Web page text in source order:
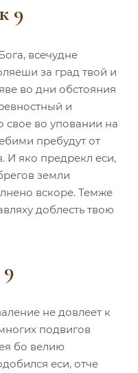
9
всечудне
за град твой и
во дни обстояния
и
свое во уповании на
пребудут от
И яко предрекл еси,
земли
вскоре. Темже
доблесть твою
не довлеет к
подвигов
бо велию
еси, отче